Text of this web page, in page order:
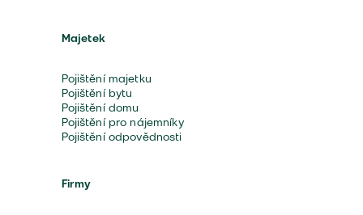
Majetek
Pojištění majetku
Pojištění bytu
Pojištění domu
Pojištění pro nájemníky
Pojištění odpovědnosti
Firmy